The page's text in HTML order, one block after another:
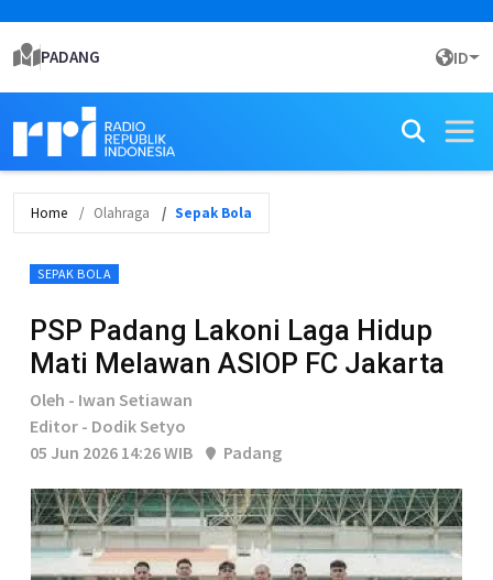
PADANG ID
Home Olahraga Sepak Bola
SEPAK BOLA
PSP Padang Lakoni Laga Hidup
Mati Melawan ASIOP FC Jakarta
Oleh - Iwan Setiawan
Editor - Dodik Setyo
05 Jun 2026 14:26 WIB
Padang